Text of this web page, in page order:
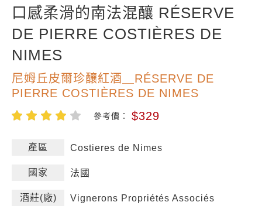
口感柔滑的南法混釀 RÉSERVE
DE PIERRE COSTIÈRES DE
NIMES
尼姆丘皮爾珍釀紅酒＿RÉSERVE DE
PIERRE COSTIÈRES DE NIMES
參考價： $329
產區 Costieres de Nimes
國家 法國
酒莊(廠) Vignerons Propriétés Associés